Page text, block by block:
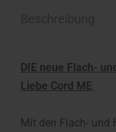
DIE neue Flach-
Liebe Cord ME
Mit den Flach- und